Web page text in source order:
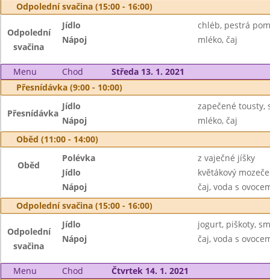
Odpolední svačina (15:00 - 16:00)
Odpolední
svačina
Jídlo
chléb, pestrá
Nápoj
mléko, čaj
Menu Chod
Středa 13. 1. 2021
Přesnídávka (9:00 - 10:00)
Přesnídávka
Jídlo
zapečené tousty,
Nápoj
mléko, čaj
Oběd (11:00 - 14:00)
Oběd
Polévka
z vaječné jíšky
Jídlo
květákový
Nápoj
čaj, voda s
Odpolední svačina (15:00 - 16:00)
Odpolední
svačina
Jídlo
jogurt, piškoty,
Nápoj
čaj, voda s
Menu Chod
Čtvrtek 14. 1. 2021